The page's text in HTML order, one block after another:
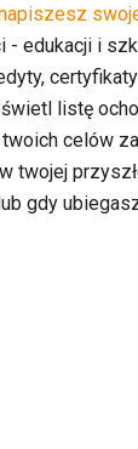
edukacji i
listę
celów
twojej
gdy